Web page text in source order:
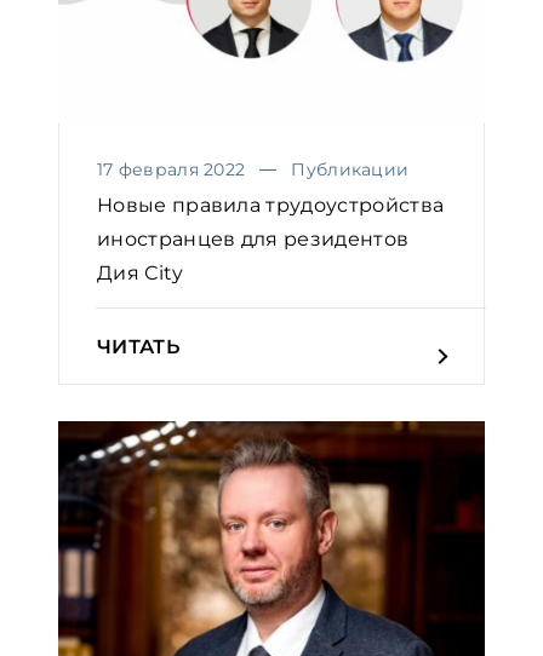
17 февраля 2022 Публикации
Новые правила трудоустройства
иностранцев для резидентов
Дия Сity
ЧИТАТЬ